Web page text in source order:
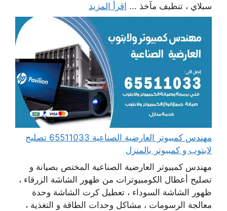
سبلاي ، تنظيف مآخذ ... اقرأ المزيد
مهندس كمبيوتر العارضية الصناعية 65511033 تصليح
لابتوب و كمبيوتر بالمنزل
مهندس كمبيوتر العارضية الصناعية المختص بصيانة و
تصليح أعطال الكومبيوترات من ظهور الشاشة الزرقاء ،
ظهور الشاشة السوداء ، تعطيل كرت الشاشة وحدة
معالجة الرسومات ، مشاكل وحدات الطاقة و التغذية ،